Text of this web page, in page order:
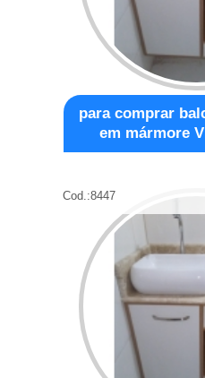
para comprar
em mármore
Cod.:8447